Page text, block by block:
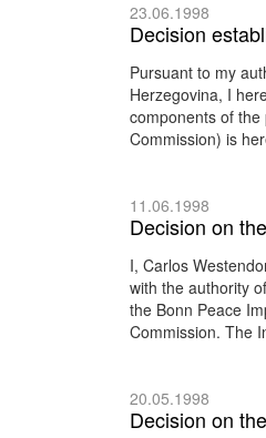
23.06.1998
Decision
Pursuant to my
Herzegovina, I
components of
Commission) is
11.06.1998
Decision on
I, Carlos
with the authority
the Bonn Peace
Commission. The
20.05.1998
Decision on